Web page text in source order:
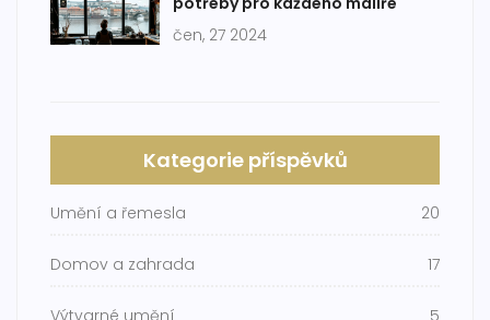
čen, 27 2024
Kategorie příspěvků
Umění a řemesla 20
Domov a zahrada 17
Výtvarné umění 5